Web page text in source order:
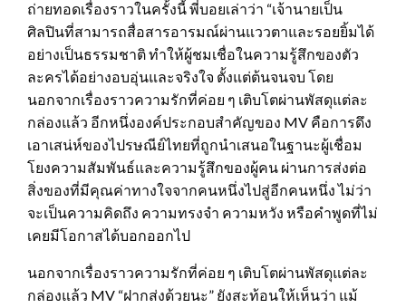
ถ่ายทอดเรื่องราวในครั้งนี้ พี่บอยเล่าว่า “เจ้านายเป็น
ศิลปินที่สามารถสื่อสารอารมณ์ผ่านแววตาและรอยยิ้มได้
อย่างเป็นธรรมชาติ ทำให้ผู้ชมเชื่อในความรู้สึกของตัว
ละครได้อย่างอบอุ่นและจริงใจ ตั้งแต่ต้นจนจบ โดย
นอกจากเรื่องราวความรักที่ค่อย ๆ เติบโตผ่านพัสดุแต่ละ
กล่องแล้ว อีกหนึ่งองค์ประกอบสำคัญของ MV คือการดึง
เอาเสน่ห์ของไปรษณีย์ไทยที่ถูกนำเสนอในฐานะผู้เชื่อม
โยงความสัมพันธ์และความรู้สึกของผู้คน ผ่านการส่งต่อ
สิ่งของที่มีคุณค่าทางใจจากคนหนึ่งไปสู่อีกคนหนึ่ง ไม่ว่า
จะเป็นความคิดถึง ความทรงจำ ความหวัง หรือคำพูดที่ไม่
เคยมีโอกาสได้บอกออกไป
นอกจากเรื่องราวความรักที่ค่อย ๆ เติบโตผ่านพัสดุแต่ละ
กล่องแล้ว MV “ฝากส่งด้วยนะ” ยังสะท้อนให้เห็นว่า แม้